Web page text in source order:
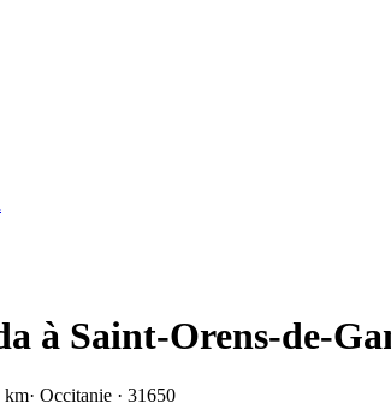
à Saint-Orens-de-
km· Occitanie · 31650